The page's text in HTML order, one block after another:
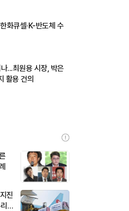
화큐셀·K-반도체 수
...최원용 시장, 박은
활용 건의
진